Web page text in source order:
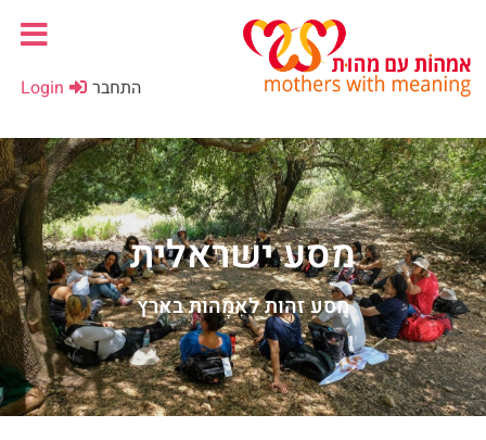
התחבר Login
מסע ישראלית
מסע זהות לאִמָּהוֹת בארץ